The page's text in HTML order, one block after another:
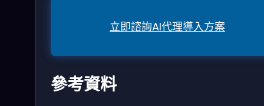
立即諮詢AI代理導入方案
參考資料